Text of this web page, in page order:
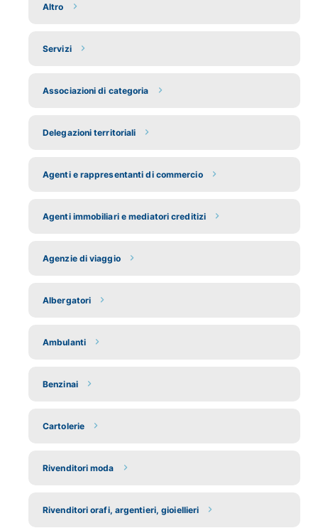
Altro
Servizi
Associazioni di categoria
Delegazioni territoriali
Agenti e rappresentanti di commercio
Agenti immobiliari e mediatori creditizi
Agenzie di viaggio
Albergatori
Ambulanti
Benzinai
Cartolerie
Rivenditori moda
Rivenditori orafi, argentieri, gioiellieri